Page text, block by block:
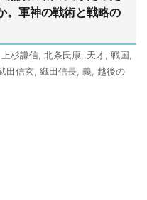
。軍神の戦術と戦略の
上杉謙信 北条氏康 天才 戦国
田信玄 織田信長 義
越後の